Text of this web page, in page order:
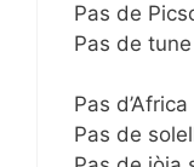
Pas de
Pas de
Pas
Pas de